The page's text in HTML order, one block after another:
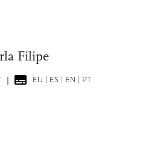
Filipe
EU | ES | EN | PT